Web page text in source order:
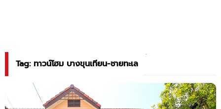
Tag: ทาวน์โฮม บางขุนเทียน-ชายทะเล